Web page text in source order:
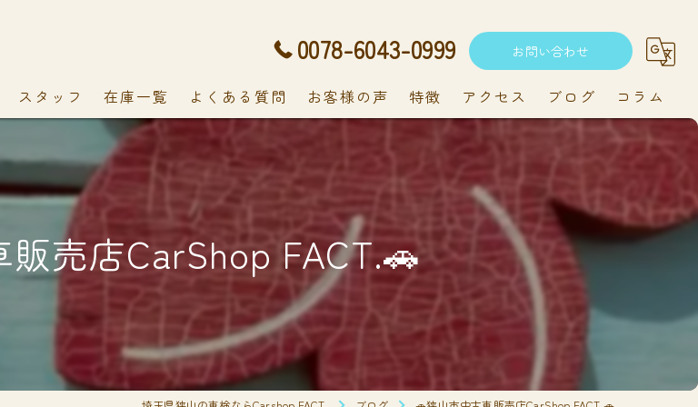
0078-6043-0999 お問い合わせ
スタッフ 在庫一覧 よくある質問 お客様の声 特徴
軽自動車
メンテナンス
アクセス ブログ コラム
売店CarShop FACT.🚗